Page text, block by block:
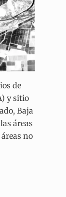
de
y sitio
Baja
áreas
no